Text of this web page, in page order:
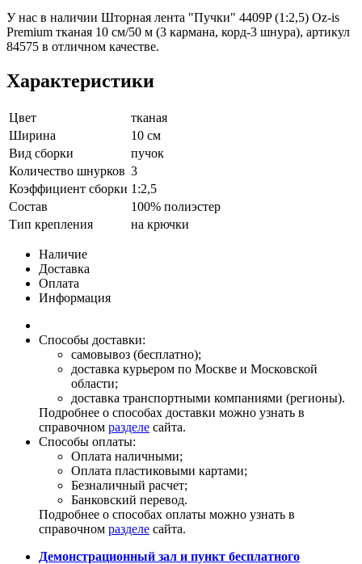
У нас в наличии Шторная лента "Пучки" 4409P (1:2,5) Oz-is
Premium тканая 10 см/50 м (3 кармана, корд-3 шнура), артикул
84575 в отличном качестве.
Характеристики
Цвет
тканая
Ширина
10 см
Вид сборки
пучок
Количество шнурков 3
Коэффициент сборки 1:2,5
Состав
100% полиэстер
Тип крепления
на крючки
Наличие
Доставка
Оплата
Информация
Способы доставки:
самовывоз (бесплатно);
доставка курьером по Москве и Московской
области;
доставка транспортными компаниями (регионы).
Подробнее о способах доставки можно узнать в
справочном разделе сайта.
Способы оплаты:
Оплата наличными;
Оплата пластиковыми картами;
Безналичный расчет;
Банковский перевод.
Подробнее о способах оплаты можно узнать в
справочном разделе сайта.
Демонстрационный зал и пункт бесплатного